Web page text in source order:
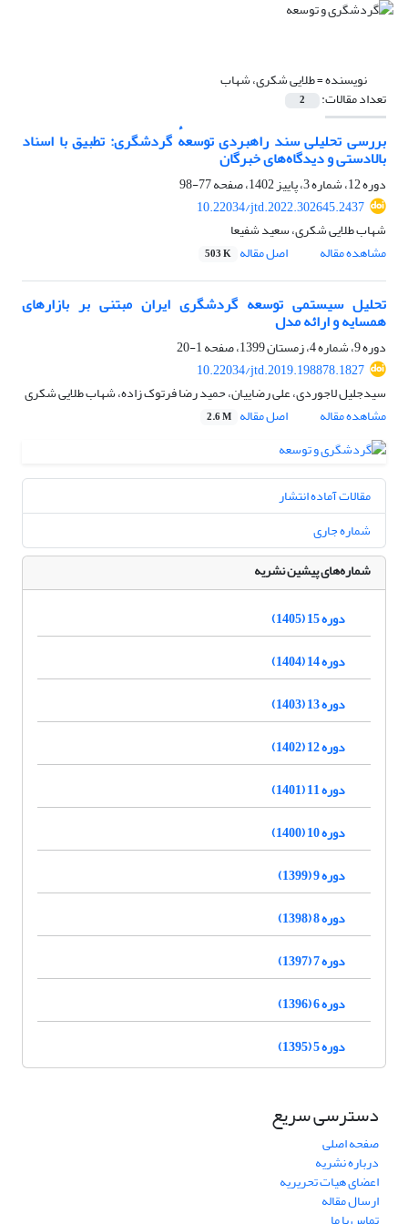
نویسنده =طلایی شکری، شهاب
تعداد مقالات: 2
بررسی تحلیلی سند راهبردی توسعهٔ گردشگری: تطبیق با اسناد
بالادستی و دیدگاه‌های خبرگان
دوره 12، شماره 3، پاییز 1402، صفحه
77-98
10.22034/jtd.2022.302645.2437
شهاب طلایی شکری، سعید شفیعا
مشاهده مقاله
اصل مقاله 503 K
تحلیل سیستمی توسعه گردشگری ایران مبتنی بر بازارهای
همسایه و ارائه مدل
دوره 9، شماره 4، زمستان 1399، صفحه
1-20
10.22034/jtd.2019.198878.1827
سیدجلیل لاجوردی، علی رضاییان، حمید رضا فرتوک زاده، شهاب طلایی شکری
مشاهده مقاله
اصل مقاله 2.6 M
مقالات آماده انتشار
شماره جاری
شماره‌های پیشین نشریه
دوره 15 (1405)
دوره 14 (1404)
دوره 13 (1403)
دوره 12 (1402)
دوره 11 (1401)
دوره 10 (1400)
دوره 9 (1399)
دوره 8 (1398)
دوره 7 (1397)
دوره 6 (1396)
دوره 5 (1395)
دسترسی سریع
صفحه اصلی
درباره نشریه
اعضای هیات تحریریه
ارسال مقاله